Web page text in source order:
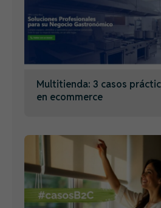
Multitienda: 3 casos
en ecommerce​